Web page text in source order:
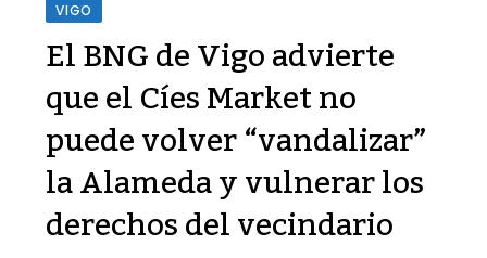
VIGO
El BNG de Vigo advierte
que el Cíes Market no
puede volver “vandalizar”
la Alameda y vulnerar los
derechos del vecindario